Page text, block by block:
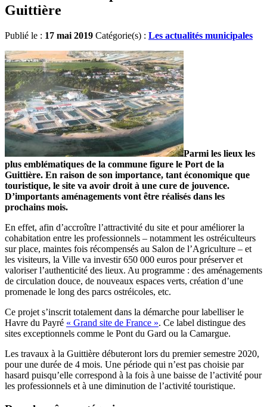
Guittière
Publié le : 17 mai 2019 Catégorie(s) : Les actualités municipales
Parmi les lieux les
plus emblématiques de la commune figure le Port de la
Guittière. En raison de son importance, tant économique que
touristique, le site va avoir droit à une cure de jouvence.
D’importants aménagements vont être réalisés dans les
prochains mois.
En effet, afin d’accroître l’attractivité du site et pour améliorer la
cohabitation entre les professionnels – notamment les ostréiculteurs
sur place, maintes fois récompensés au Salon de l’Agriculture – et
les visiteurs, la Ville va investir 650 000 euros pour préserver et
valoriser l’authenticité des lieux. Au programme : des aménagements
de circulation douce, de nouveaux espaces verts, création d’une
promenade le long des parcs ostréicoles, etc.
Ce projet s’inscrit totalement dans la démarche pour labelliser le
Havre du Payré « Grand site de France ». Ce label distingue des
sites exceptionnels comme le Pont du Gard ou la Camargue.
Les travaux à la Guittière débuteront lors du premier semestre 2020,
pour une durée de 4 mois. Une période qui n’est pas choisie par
hasard puisqu’elle correspond à la fois à une baisse de l’activité pour
les professionnels et à une diminution de l’activité touristique.